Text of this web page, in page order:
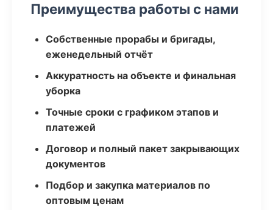
Преимущества работы с нами
Собственные прорабы и бригады,
еженедельный отчёт
Аккуратность на объекте и финальная
уборка
Точные сроки с графиком этапов и
платежей
Договор и полный пакет закрывающих
документов
Подбор и закупка материалов по
оптовым ценам